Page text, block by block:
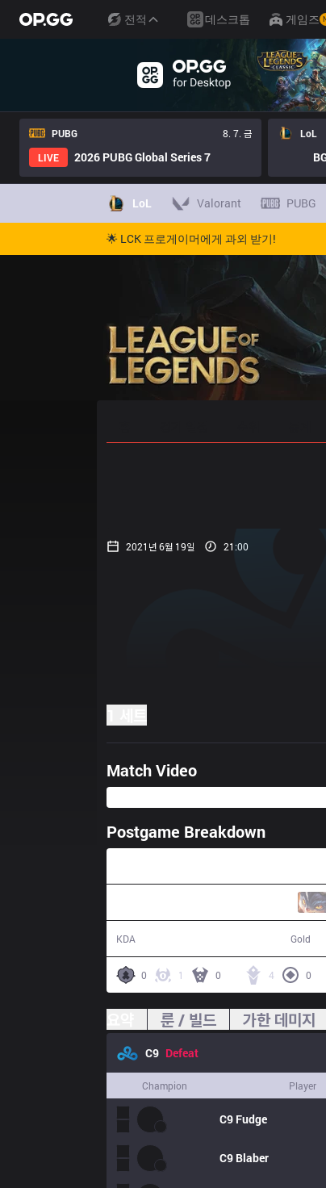
전적 데스크톱 게임즈
PUBG
8. 7. 금
LIVE
2026 PUBG Global Series 7
LoL
LoL Valorant PUBG
🌟 LCK 프로게이머에게 과외 받기!
2021년 6월 19일 21:00
Match Video
Postgame Breakdown
KDA Gold
0 1 0 4 0
룬 / 빌드 가한 데미지
C9 Defeat
Champion Player
C9 Fudge
C9 Blaber